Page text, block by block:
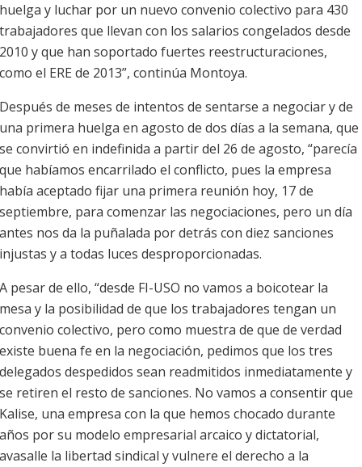
huelga y luchar por un nuevo convenio colectivo para 430
trabajadores que llevan con los salarios congelados desde
2010 y que han soportado fuertes reestructuraciones,
como el ERE de 2013”, continúa Montoya.
Después de meses de intentos de sentarse a negociar y de
una primera huelga en agosto de dos días a la semana, que
se convirtió en indefinida a partir del 26 de agosto, “parecía
que habíamos encarrilado el conflicto, pues la empresa
había aceptado fijar una primera reunión hoy, 17 de
septiembre, para comenzar las negociaciones, pero un día
antes nos da la puñalada por detrás con diez sanciones
injustas y a todas luces desproporcionadas.
A pesar de ello, “desde FI-USO no vamos a boicotear la
mesa y la posibilidad de que los trabajadores tengan un
convenio colectivo, pero como muestra de que de verdad
existe buena fe en la negociación, pedimos que los tres
delegados despedidos sean readmitidos inmediatamente y
se retiren el resto de sanciones. No vamos a consentir que
Kalise, una empresa con la que hemos chocado durante
años por su modelo empresarial arcaico y dictatorial,
avasalle la libertad sindical y vulnere el derecho a la